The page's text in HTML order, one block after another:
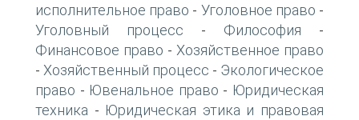
исполнительное право - Уголовное право -
Уголовный процесс - Философия -
Финансовое право - Хозяйственное право
- Хозяйственный процесс - Экологическое
право - Ювенальное право - Юридическая
техника - Юридическая этика и правовая